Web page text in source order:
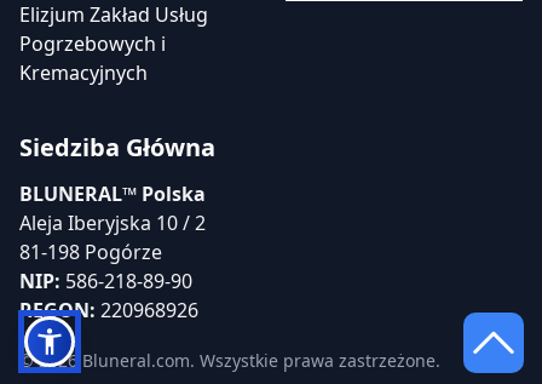
Elizjum Zakład Usług
Pogrzebowych i
Kremacyjnych
Siedziba Główna
BLUNERAL™ Polska
Aleja Iberyjska 10 / 2
81-198 Pogórze
NIP: 586-218-89-90
REGON: 220968926
© 2026 Bluneral.com. Wszystkie prawa zastrzeżone.